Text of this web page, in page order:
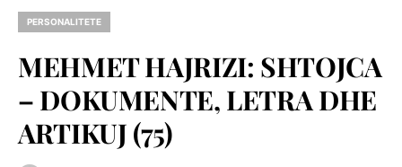
PERSONALITETE
MEHMET HAJRIZI: SHTOJCA
– DOKUMENTE, LETRA DHE
ARTIKUJ (75)